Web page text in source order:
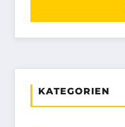
KATEGORIEN